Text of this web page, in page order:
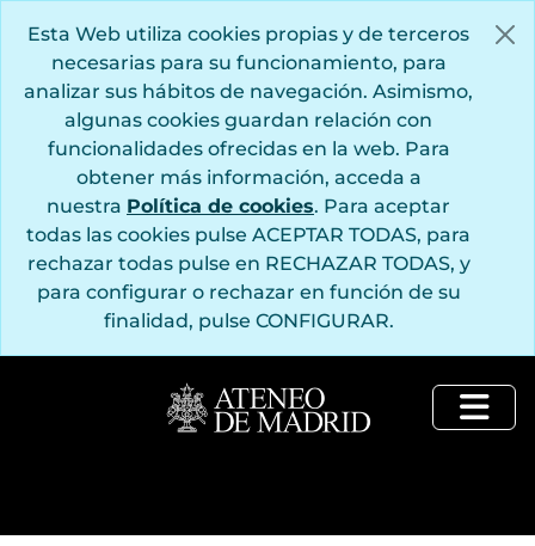
Esta Web utiliza cookies propias y de terceros
necesarias para su funcionamiento, para
analizar sus hábitos de navegación. Asimismo,
algunas cookies guardan relación con
funcionalidades ofrecidas en la web. Para
obtener más información, acceda a
nuestra Política de cookies. Para aceptar
todas las cookies pulse ACEPTAR TODAS, para
rechazar todas pulse en RECHAZAR TODAS, y
para configurar o rechazar en función de su
finalidad, pulse CONFIGURAR.